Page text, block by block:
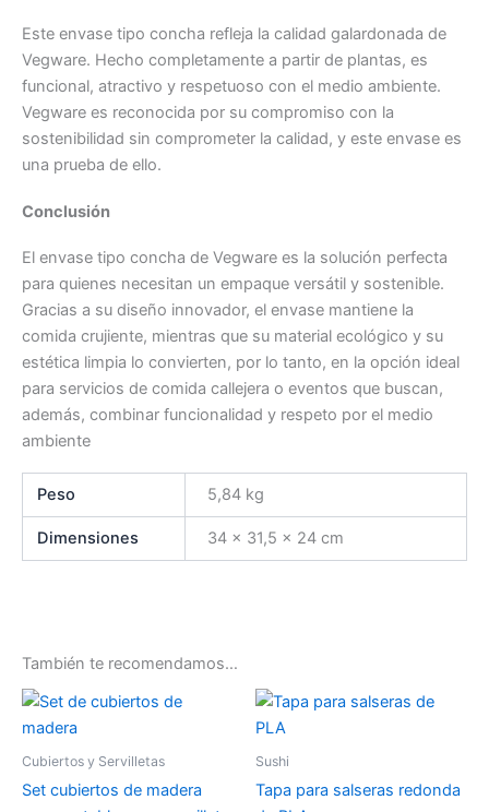
Este envase tipo concha refleja la calidad galardonada de
Vegware. Hecho completamente a partir de plantas, es
funcional, atractivo y respetuoso con el medio ambiente.
Vegware es reconocida por su compromiso con la
sostenibilidad sin comprometer la calidad, y este envase es
una prueba de ello.
Conclusión
El envase tipo concha de Vegware es la solución perfecta
para quienes necesitan un empaque versátil y sostenible.
Gracias a su diseño innovador, el envase mantiene la
comida crujiente, mientras que su material ecológico y su
estética limpia lo convierten, por lo tanto, en la opción ideal
para servicios de comida callejera o eventos que buscan,
además, combinar funcionalidad y respeto por el medio
ambiente
Peso 5,84 kg
Dimensiones 34 × 31,5 × 24 cm
También te recomendamos…
Cubiertos y Servilletas
Set cubiertos de madera
Sushi
Tapa para salseras redonda